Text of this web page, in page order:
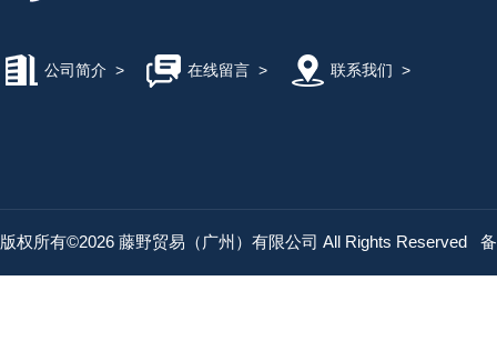
公司简介 > 在线留言> 联系我们 >
版权所有©2026 藤野贸易（广州）有限公司 All Rights Reserved